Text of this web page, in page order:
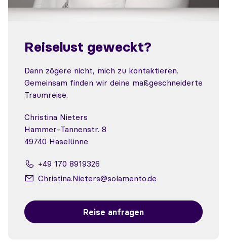
Reiselust geweckt?
Dann zögere nicht, mich zu kontaktieren.
Gemeinsam finden wir deine maßgeschneiderte
Traumreise.
Christina Nieters
Hammer-Tannenstr. 8
49740 Haselünne
+49 170 8919326
Christina.Nieters@solamento.de
Reise anfragen